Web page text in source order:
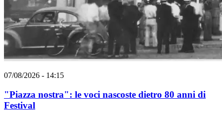
07/08/2026 - 14:15
"Piazza nostra": le voci nascoste dietro 80 anni di
Festival